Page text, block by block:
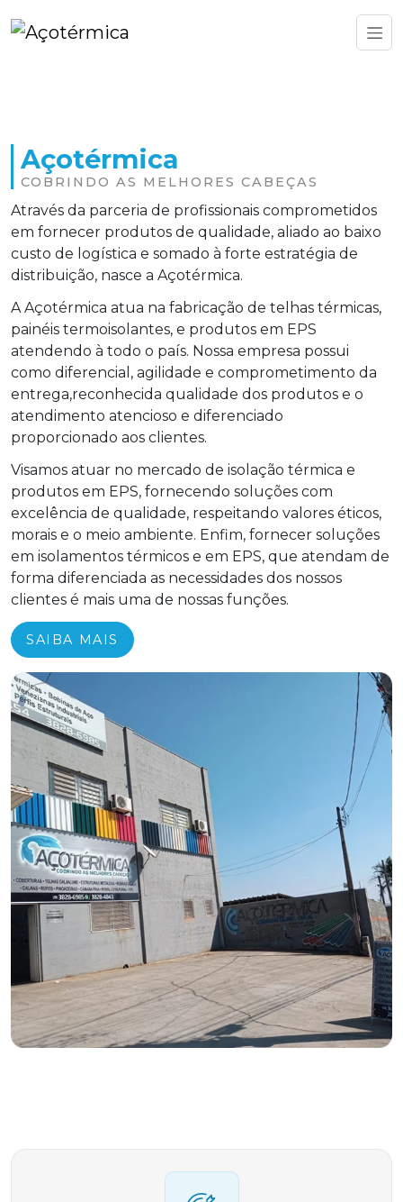
Açotérmica
COBRINDO AS MELHORES CABEÇAS
Através da parceria de profissionais comprometidos
em fornecer produtos de qualidade, aliado ao baixo
custo de logística e somado à forte estratégia de
distribuição, nasce a Açotérmica.
A Açotérmica atua na fabricação de telhas térmicas,
painéis termoisolantes, e produtos em EPS
atendendo à todo o país. Nossa empresa possui
como diferencial, agilidade e comprometimento da
entrega,reconhecida qualidade dos produtos e o
atendimento atencioso e diferenciado
proporcionado aos clientes.
Visamos atuar no mercado de isolação térmica e
produtos em EPS, fornecendo soluções com
excelência de qualidade, respeitando valores éticos,
morais e o meio ambiente. Enfim, fornecer soluções
em isolamentos térmicos e em EPS, que atendam de
forma diferenciada as necessidades dos nossos
clientes é mais uma de nossas funções.
SAIBA MAIS